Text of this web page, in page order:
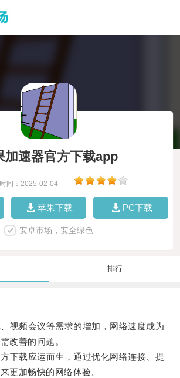
加速器官方下载app
时间：2025-02-04
苹果下载 PC下载
安卓市场，安全绿色
排行
频会议等需求的增加，网络速度成为
改善的问题。
载应运而生，通过优化网络连接、提
更加畅快的网络体验。